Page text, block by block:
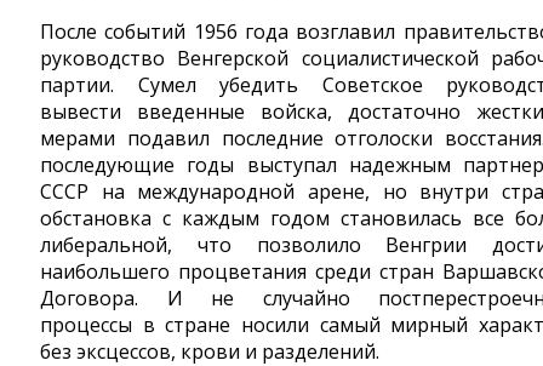
После событий 1956 года возглавил
руководство Венгерской социалистической
партии. Сумел убедить Советское
вывести введенные войска, достаточно
мерами подавил последние отголоски
последующие годы выступал надежным
СССР на международной арене, но внутри
обстановка с каждым годом становилась все
либеральной, что позволило Венгрии
наибольшего процветания среди стран
Договора. И не случайно
процессы в стране носили самый мирный
без эксцессов, крови и разделений.